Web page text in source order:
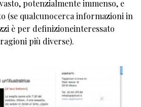
potenzialmente immenso, e
(se qualcunocerca informazioni in
è per definizioneinteressato
più diverse).